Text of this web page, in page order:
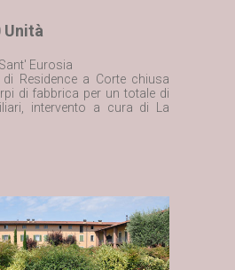
Unità
Eurosia
di Residence a Corte chiusa
di fabbrica per un totale di
intervento a cura di La